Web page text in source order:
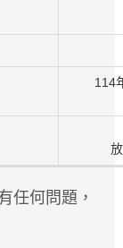
114
任何問題，